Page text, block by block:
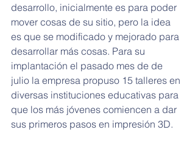
desarrollo, inicialmente es para poder
mover cosas de su sitio, pero la idea
es que se modificado y mejorado para
desarrollar más cosas. Para su
implantación el pasado mes de de
julio la empresa propuso 15 talleres en
diversas instituciones educativas para
que los más jóvenes comiencen a dar
sus primeros pasos en impresión 3D.